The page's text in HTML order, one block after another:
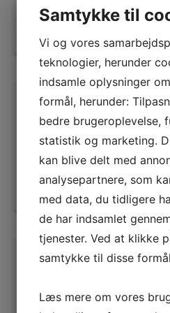
29
Tilføj til
Sporvognslinjeskilt til
Magnet med linjeskilt
Tilføj til
Sporvognslinjeskilt til
Samtykke til
Vi og vores
teknologier, herunder
indsamle oplysninger
formål, herunder:
bedre brugeroplevelse,
statistik og marketing.
kan blive delt med
analysepartnere, som
med data, du tidligere
de har indsamlet
tjenester. Ved at klikke
samtykke til disse
Læs mere om vores